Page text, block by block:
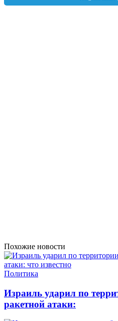
Похожие новости
Политика
Израиль ударил по
ракетной атаки: